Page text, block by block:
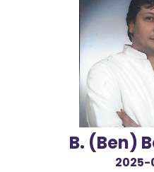
B. (Ben)
2025-